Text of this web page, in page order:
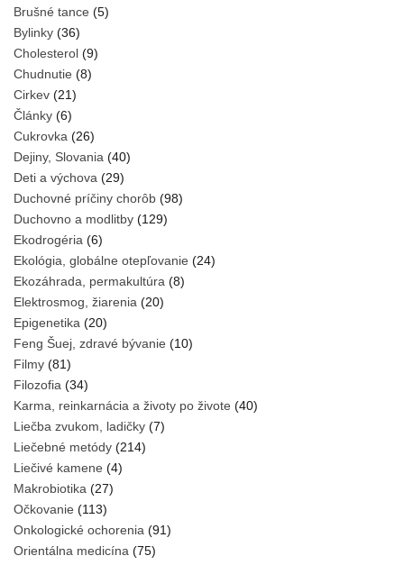
Brušné tance (5)
Bylinky (36)
Cholesterol (9)
Chudnutie (8)
Cirkev (21)
Články (6)
Cukrovka (26)
Dejiny, Slovania (40)
Deti a výchova (29)
Duchovné príčiny chorôb (98)
Duchovno a modlitby (129)
Ekodrogéria (6)
Ekológia, globálne otepľovanie (24)
Ekozáhrada, permakultúra (8)
Elektrosmog, žiarenia (20)
Epigenetika (20)
Feng Šuej, zdravé bývanie (10)
Filmy (81)
Filozofia (34)
Karma, reinkarnácia a životy po živote (40)
Liečba zvukom, ladičky (7)
Liečebné metódy (214)
Liečivé kamene (4)
Makrobiotika (27)
Očkovanie (113)
Onkologické ochorenia (91)
Orientálna medicína (75)